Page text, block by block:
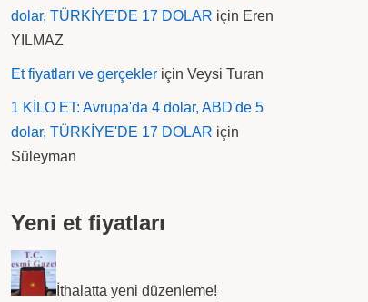
dolar, TÜRKİYE'DE 17 DOLAR için Eren
YILMAZ
Et fiyatları ve gerçekler için Veysi Turan
1 KİLO ET: Avrupa'da 4 dolar, ABD'de 5
dolar, TÜRKİYE'DE 17 DOLAR için
Süleyman
Yeni et fiyatları
İthalatta yeni düzenleme!